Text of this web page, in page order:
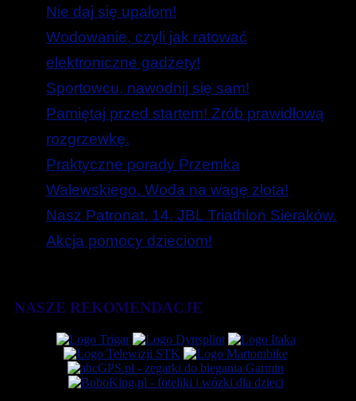
Nie daj się upałom!
Wodowanie, czyli jak ratować
elektroniczne gadżety!
Sportowcu, nawodnij się sam!
Pamiętaj przed startem! Zrób prawidłową
rozgrzewkę.
Praktyczne porady Przemka
Walewskiego. Woda na wagę złota!
Nasz Patronat. 14. JBL Triathlon Sieraków.
Akcja pomocy dzieciom!
NASZE REKOMENDACJE